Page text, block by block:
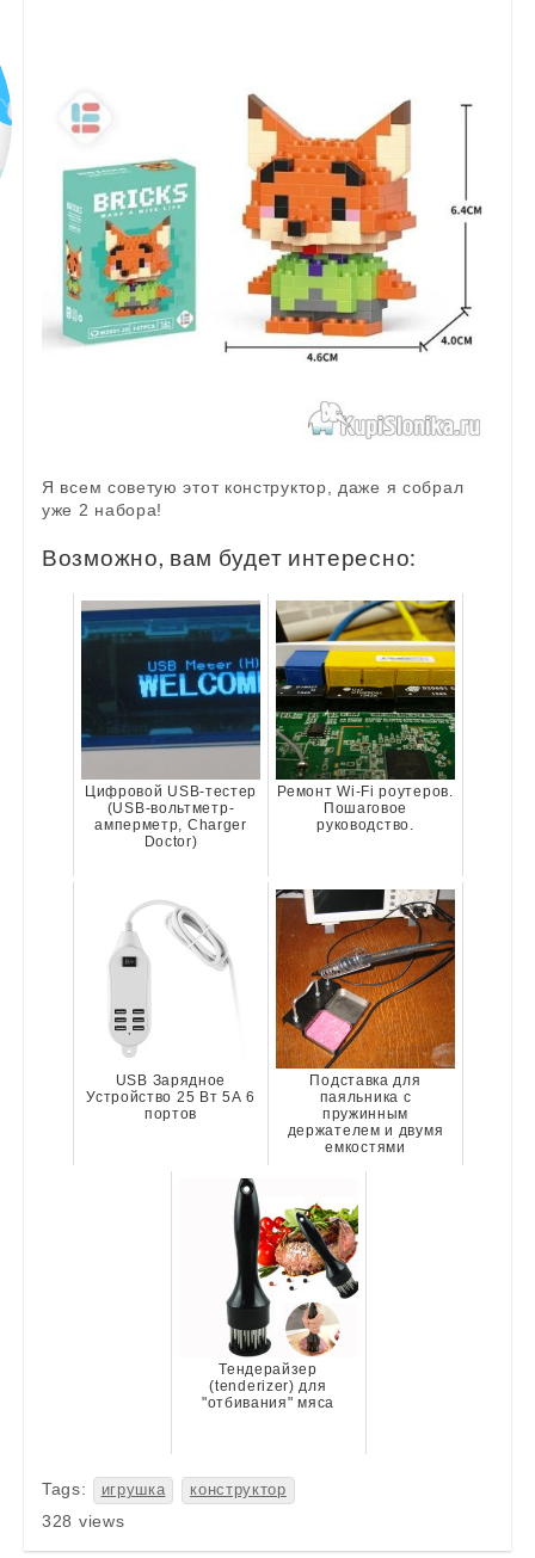
Я всем советую этот конструктор, даже я собрал
уже 2 набора!
Возможно, вам будет интересно:
Цифровой USB-тестер
(USB-вольтметр-
амперметр, Charger
Doctor)
Ремонт Wi-Fi роутеров.
Пошаговое
руководство.
USB Зарядное
Устройство 25 Вт 5А 6
портов
Подставка для
паяльника с
пружинным
держателем и двумя
емкостями
Тендерайзер
(tenderizer) для
"отбивания" мяса
Tags: игрушка конструктор
328 views